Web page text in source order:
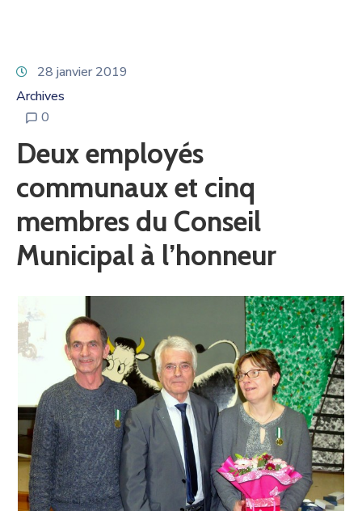
28 janvier 2019
Archives
0
Deux employés
communaux et cinq
membres du Conseil
Municipal à l’honneur